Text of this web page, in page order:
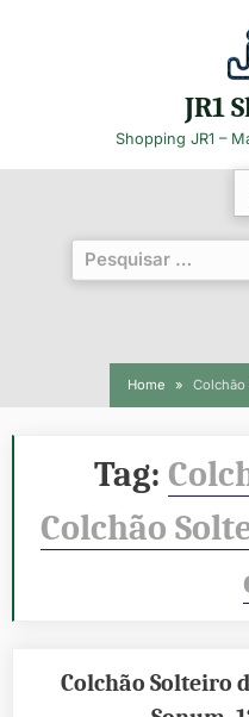
JR1
Shopping JR1 –
Pesquisar
por:
Home Colchão
Tag:
Colchão
Colchão Solteiro